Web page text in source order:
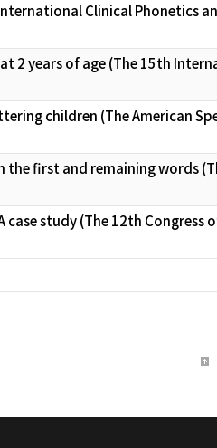
Clinical Phonetics
2 years of age (The 15th
children (The American
first and remaining words
case study (The 12th